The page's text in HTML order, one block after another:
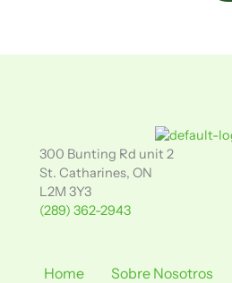
300 Bunting Rd unit 2
St. Catharines, ON
L2M 3Y3
(289) 362-2943
Home Sobre Nosotros